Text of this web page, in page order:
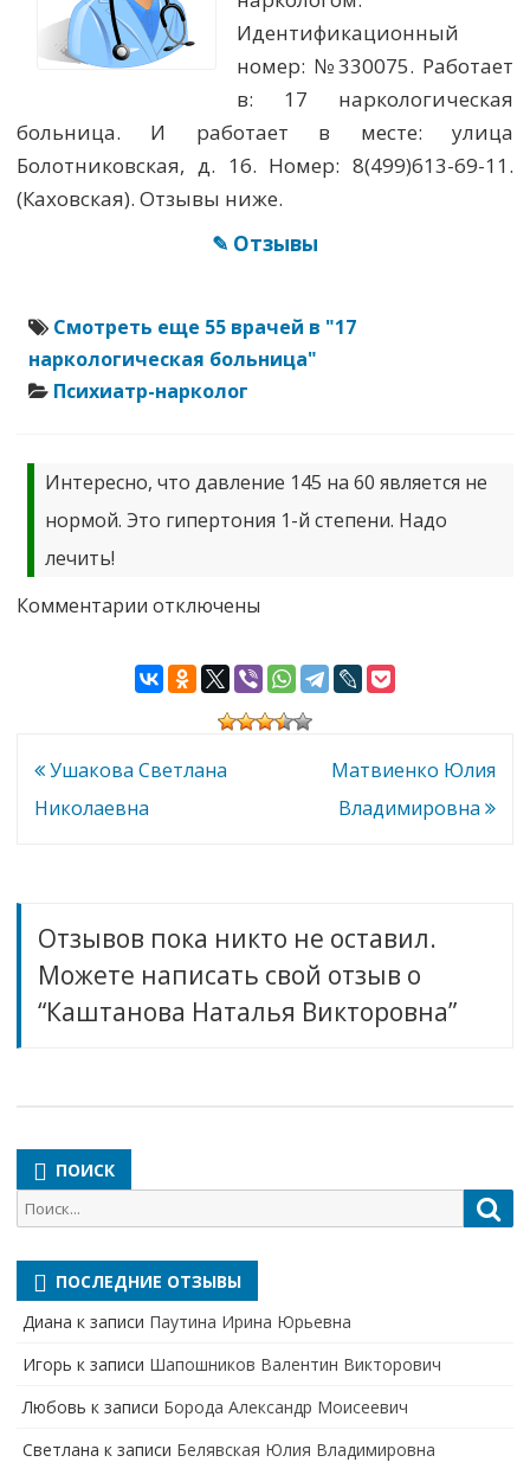
Идентификационный
номер: №330075. Работает
в: 17 наркологическая
больница. И работает в месте: улица
Болотниковская, д. 16. Номер: 8(499)613-69-11.
(Каховская). Отзывы ниже.
✎ Отзывы
Смотреть еще 55 врачей в "17
наркологическая больница"
Психиатр-нарколог
Интересно, что давление 145 на 60 является не
нормой. Это гипертония 1-й степени. Надо
лечить!
Комментарии к
Наталья
Викторовна
отключены
Навигация
по
Ушакова Светлана
Николаевна
Матвиенко Юлия
Владимировна
Отзывов пока никто не оставил.
Можете написать свой отзыв о
“Каштанова Наталья Викторовна”
ПОИСК
Поиск
для:
ПОСЛЕДНИЕ ОТЗЫВЫ
Диана к записи Паутина Ирина Юрьевна
Игорь к записи Шапошников Валентин Викторович
Любовь к записи Борода Александр Моисеевич
Светлана к записи Белявская Юлия Владимировна